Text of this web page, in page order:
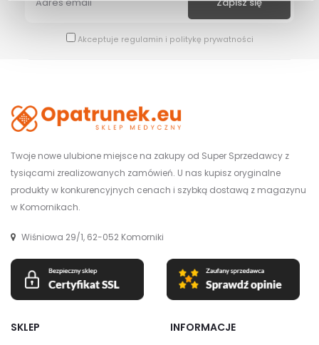
Akceptuje regulamin i politykę prywatności
Twoje nowe ulubione miejsce na zakupy od Super Sprzedawcy z
tysiącami zrealizowanych zamówień. U nas kupisz oryginalne
produkty w konkurencyjnych cenach i szybką dostawą z magazynu
w Komornikach.
Wiśniowa 29/1, 62-052 Komorniki
SKLEP INFORMACJE